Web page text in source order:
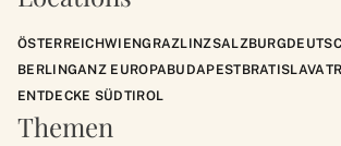
ÖSTERREICHWIENGRAZLINZSALZBURG
BERLINGANZ EUROPABUDAPESTBRATISLAVA
ENTDECKE SÜDTIROL
Themen